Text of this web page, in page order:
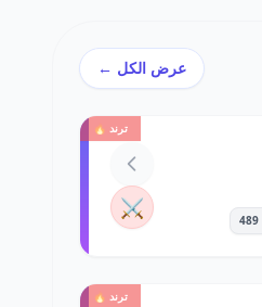
عرض الكل ←
ترند 🔥
⚔️
ترند 🔥